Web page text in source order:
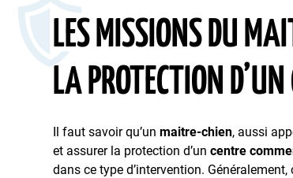
LES MISSIONS DU
LA PROTECTION
Il faut savoir qu’unmaitre-chien, aussi
et assurer la protection d’uncentre
dans ce type d’intervention.